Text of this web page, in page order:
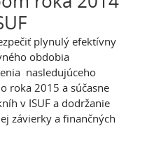
plynulý efektívny
obdobia
nasledujúceho
roka 2015 a súčasne
v ISUF a dodržanie
závierky a finančných